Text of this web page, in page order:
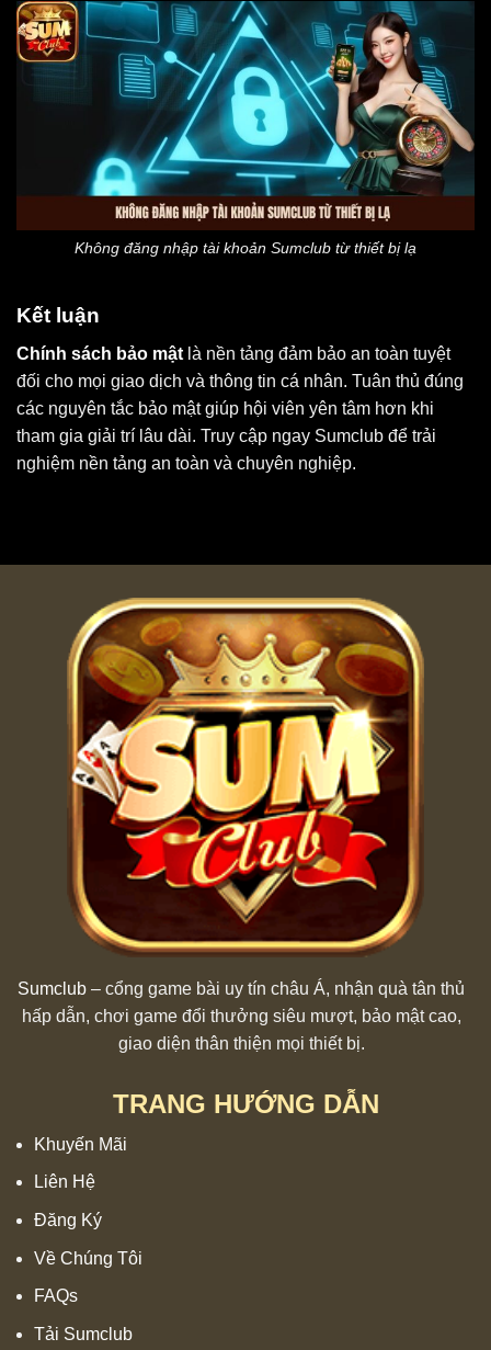
Không đăng nhập tài khoản Sumclub từ thiết bị lạ
Kết luận
Chính sách bảo mật là nền tảng đảm bảo an toàn tuyệt
đối cho mọi giao dịch và thông tin cá nhân. Tuân thủ đúng
các nguyên tắc bảo mật giúp hội viên yên tâm hơn khi
tham gia giải trí lâu dài. Truy cập ngay Sumclub để trải
nghiệm nền tảng an toàn và chuyên nghiệp.
Sumclub – cổng game bài uy tín châu Á, nhận quà tân thủ
hấp dẫn, chơi game đổi thưởng siêu mượt, bảo mật cao,
giao diện thân thiện mọi thiết bị.
TRANG HƯỚNG DẪN
Khuyến Mãi
Liên Hệ
Đăng Ký
Về Chúng Tôi
FAQs
Tải Sumclub